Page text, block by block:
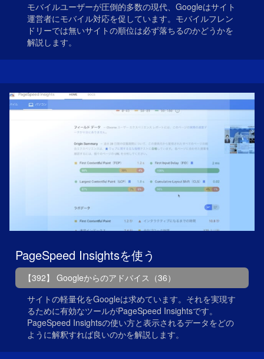
モバイルユーザーが圧倒的多数の現代、Googleはサイト
運営者にモバイル対応を促しています。モバイルフレン
ドリーでは無いサイトの順位は必ず落ちるのかどうかを
解説します。
PageSpeed Insightsを使う
【392】 Googleからのアドバイス（36）
サイトの軽量化をGoogleは求めています。それを実現す
るために有効なツールがPageSpeed Insightsです。
PageSpeed Insightsの使い方と表示されるデータをどの
ように解釈すれば良いのかを解説します。